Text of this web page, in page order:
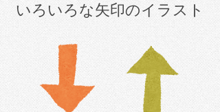
いろいろな矢印のイラスト